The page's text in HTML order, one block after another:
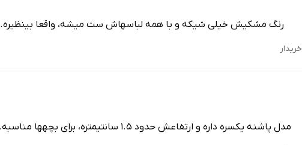
رنگ مشکیش خیلی شیکه و با همه لباسهاش ست میشه، واقعا بینظیره.
خریدار
مدل پاشنه یکسره داره و ارتفاعش حدود ۱.۵ سانتیمتره، برای بچهها مناسبه.